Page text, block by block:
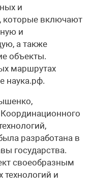
и
которые включают
и
а также
объекты.
маршрутах
наука.рф.
разработана в
государства.
своеобразным
и